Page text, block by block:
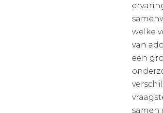
welke
van
een
samen